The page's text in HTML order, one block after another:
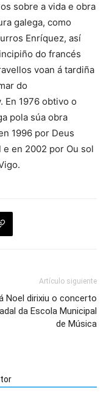
sobre a vida e obra
galega, como
Enríquez, así
do francés
voan á tardiña
do
En 1976 obtivo o
pola súa obra
1996 por Deus
en 2002 por Ou sol
Artículo siguiente
Noel dirixiu o concerto
da Escola Municipal
de Música